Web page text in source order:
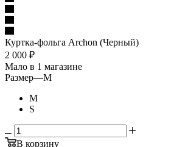
Куртка-фольга Archon (Черный)
2 000 ₽
Мало в 1 магазине
Размер—M
M
S
В корзину